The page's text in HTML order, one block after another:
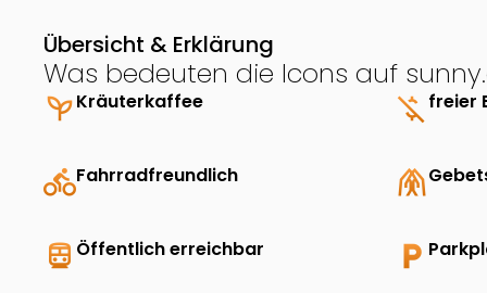
Übersicht & Erklärung
Was bedeuten die Icons auf
psychiatryKräuterkaffee money_off freier
directions_bikeFahrradfreundlich folded_hands
directions_transit Öffentlich erreichbar local_parking